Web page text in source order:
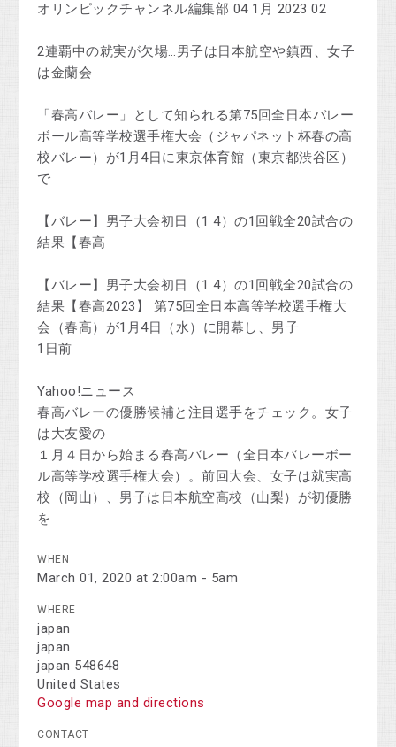
オリンピックチャンネル編集部 04 1月 2023 02
2連覇中の就実が欠場…男子は日本航空や鎮西、女子
は金蘭会
「春高バレー」として知られる第75回全日本バレー
ボール高等学校選手権大会（ジャパネット杯春の高
校バレー）が1月4日に東京体育館（東京都渋谷区）
で
【バレー】男子大会初日（1 4）の1回戦全20試合の
結果【春高
【バレー】男子大会初日（1 4）の1回戦全20試合の
結果【春高2023】 第75回全日本高等学校選手権大
会（春高）が1月4日（水）に開幕し、男子
1日前
Yahoo!ニュース
春高バレーの優勝候補と注目選手をチェック。女子
は大友愛の
１月４日から始まる春高バレー（全日本バレーボー
ル高等学校選手権大会）。前回大会、女子は就実高
校（岡山）、男子は日本航空高校（山梨）が初優勝
を
WHEN
March 01, 2020 at 2:00am - 5am
WHERE
japan
japan
japan 548648
United States
Google map and directions
CONTACT